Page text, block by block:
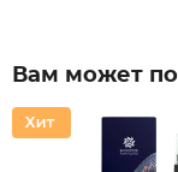
Вам может